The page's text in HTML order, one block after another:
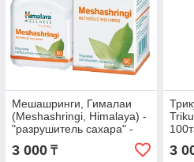
Мешашринги, Гималаи
(Meshashringi, Himalaya) -
"разрушитель сахара" -
аюрведа для диабетиков,
60 таблеток
3 000₸ 3